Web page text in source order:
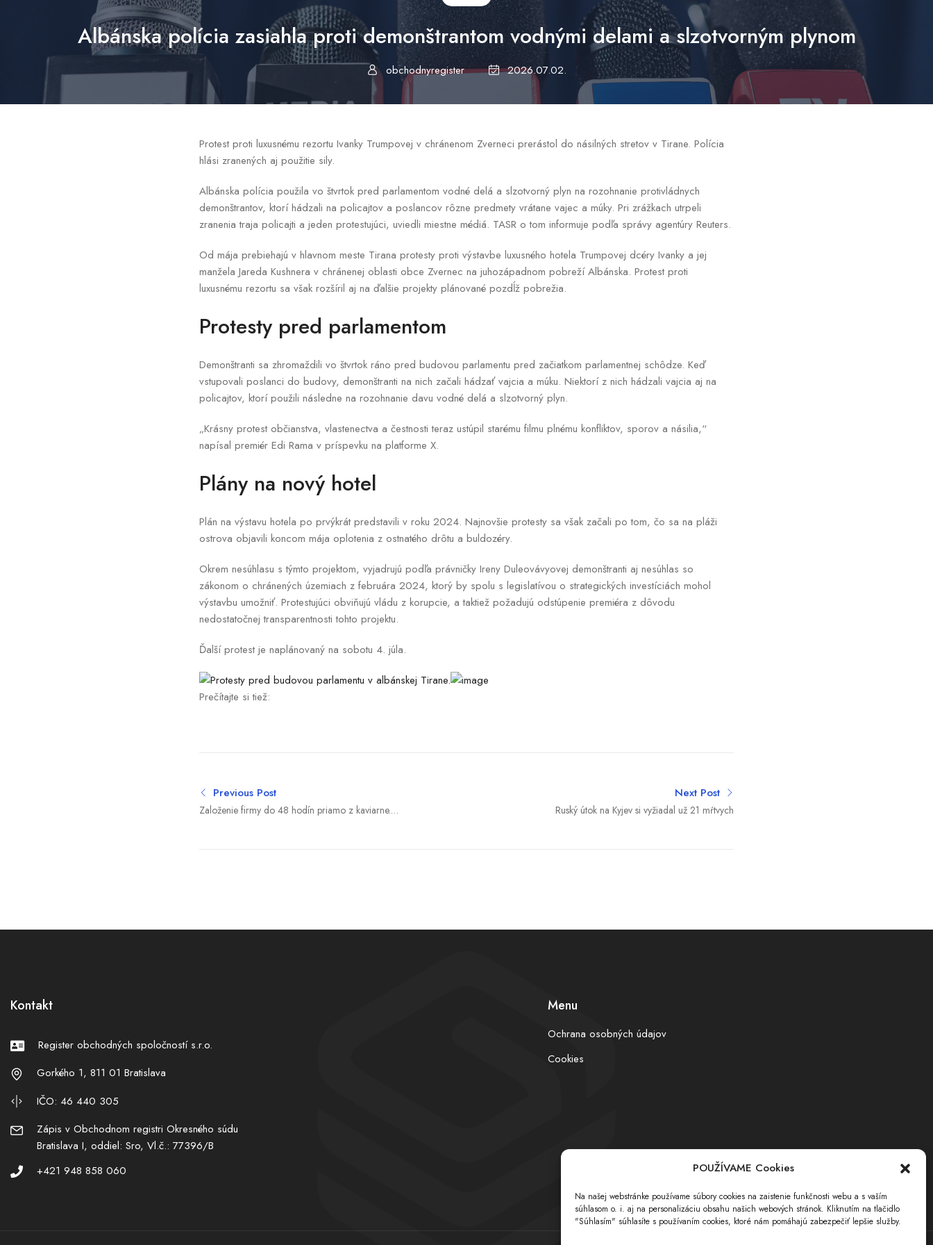
POUŽÍVAME Cookies
Na našej webstránke používame súbory cookies na zaistenie funkčnosti webu a s vaším
súhlasom o. i. aj na personalizáciu obsahu našich webových stránok. Kliknutím na tlačidlo
"Súhlasím" súhlasíte s používaním cookies, ktoré nám pomáhajú zabezpečiť lepšie služby.
Albánska polícia zasiahla proti demonštrantom vodnými delami a slzotvorným plynom
obchodnyregister 2026.07.02.
Protest proti luxusnému rezortu Ivanky Trumpovej v chránenom Zverneci prerástol do násilných stretov v Tirane. Polícia
hlási zranených aj použitie sily.
Albánska polícia použila vo štvrtok pred parlamentom vodné delá a slzotvorný plyn na rozohnanie protivládnych
demonštrantov, ktorí hádzali na policajtov a poslancov rôzne predmety vrátane vajec a múky. Pri zrážkach utrpeli
zranenia traja policajti a jeden protestujúci, uviedli miestne médiá. TASR o tom informuje podľa správy agentúry Reuters.
Od mája prebiehajú v hlavnom meste Tirana protesty proti výstavbe luxusného hotela Trumpovej dcéry Ivanky a jej
manžela Jareda Kushnera v chránenej oblasti obce Zvernec na juhozápadnom pobreží Albánska. Protest proti
luxusnému rezortu sa však rozšíril aj na ďalšie projekty plánované pozdĺž pobrežia.
Protesty pred parlamentom
Demonštranti sa zhromaždili vo štvrtok ráno pred budovou parlamentu pred začiatkom parlamentnej schôdze. Keď
vstupovali poslanci do budovy, demonštranti na nich začali hádzať vajcia a múku. Niektorí z nich hádzali vajcia aj na
policajtov, ktorí použili následne na rozohnanie davu vodné delá a slzotvorný plyn.
„Krásny protest občianstva, vlastenectva a čestnosti teraz ustúpil starému filmu plnému konfliktov, sporov a násilia,“
napísal premiér Edi Rama v príspevku na platforme X.
Plány na nový hotel
Plán na výstavu hotela po prvýkrát predstavili v roku 2024. Najnovšie protesty sa však začali po tom, čo sa na pláži
ostrova objavili koncom mája oplotenia z ostnatého drôtu a buldozéry.
Okrem nesúhlasu s týmto projektom, vyjadrujú podľa právničky Ireny Duleovávyovej demonštranti aj nesúhlas so
zákonom o chránených územiach z februára 2024, ktorý by spolu s legislatívou o strategických investíciách mohol
výstavbu umožniť. Protestujúci obviňujú vládu z korupcie, a taktiež požadujú odstúpenie premiéra z dôvodu
nedostatočnej transparentnosti tohto projektu.
Ďalší protest je naplánovaný na sobotu 4. júla.
Prečítajte si tiež:
Previous Post
Založenie firmy do 48 hodín priamo z kaviarne.
Next Post
Ruský útok na Kyjev si vyžiadal už 21 mŕtvych
Kontakt
Register obchodných spoločností s.r.o.
Gorkého 1, 811 01 Bratislava
IČO: 46 440 305
Zápis v Obchodnom registri Okresného súdu
Bratislava I, oddiel: Sro, Vl.č.: 77396/B
+421 948 858 060
Menu
Ochrana osobných údajov
Cookies